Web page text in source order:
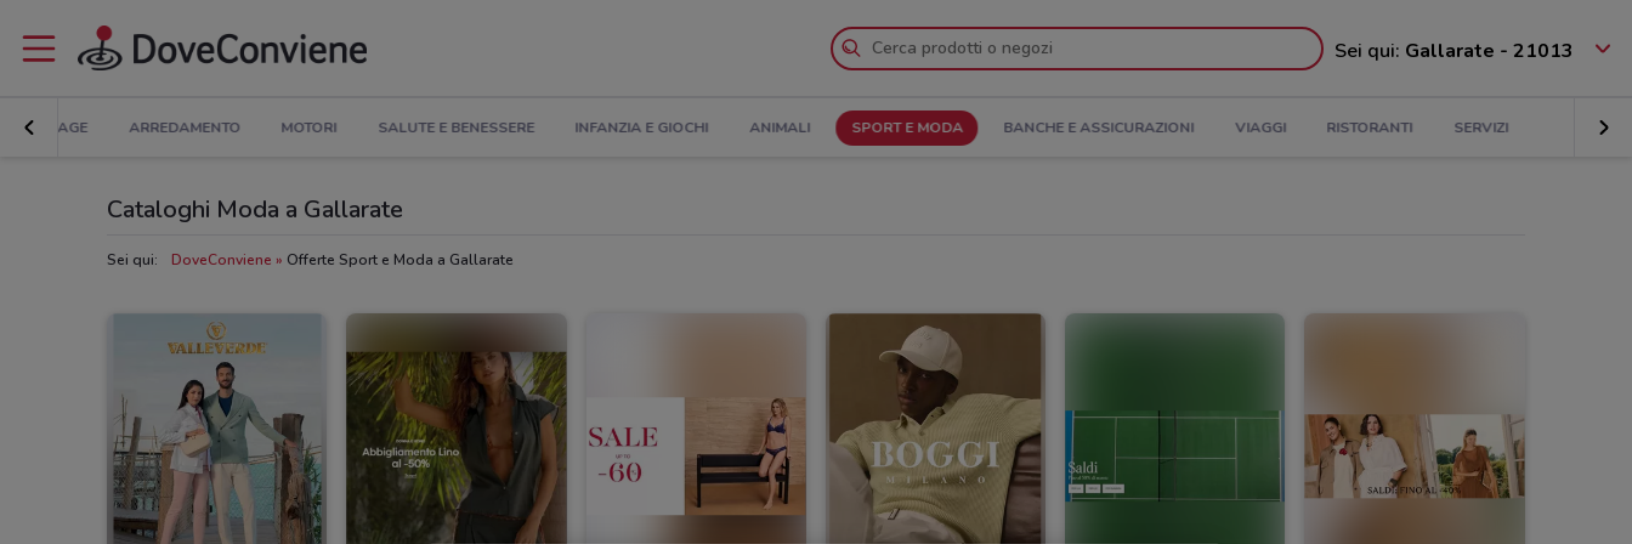
Sei qui: Gallarate - 21013
BRICOLAGE ARREDAMENTO MOTORI SALUTE E BENESSERE INFANZIA E GIOCHI ANIMALI SPORT E MODA BANCHE E ASSICURAZIONI VIAGGI RISTORANTI SERVIZI
Cataloghi Moda a Gallarate
Sei qui: DoveConviene Offerte Sport e Moda a Gallarate